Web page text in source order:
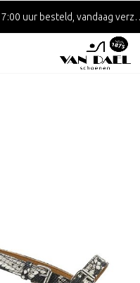
uur besteld, vandaag verzonden!